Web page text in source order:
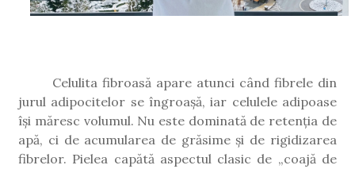
Celulita fibroasă apare atunci când fibrele din
jurul adipocitelor se îngroașă, iar celulele adipoase
își măresc volumul. Nu este dominată de retenția de
apă, ci de acumularea de grăsime și de rigidizarea
fibrelor. Pielea capătă aspectul clasic de „coajă de